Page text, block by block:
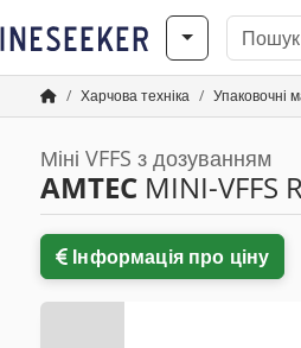
Харчова техніка Упаковочні
Міні VFFS з дозуванням
AMTEC MINI-VFFS
Інформація про ціну